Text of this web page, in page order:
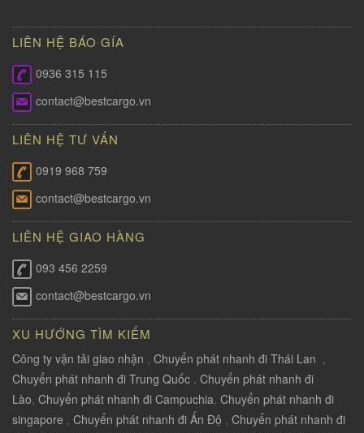
LIÊN HỆ BÁO GÍA
0936 315 115
contact@bestcargo.vn
LIÊN HỆ TƯ VẤN
0919 968 759
contact@bestcargo.vn
LIÊN HỆ GIAO HÀNG
093 456 2259
contact@bestcargo.vn
XU HƯỚNG TÌM KIẾM
Công ty vận tải giao nhận , Chuyển phát nhanh đi Thái Lan ,
Chuyển phát nhanh đi Trung Quốc , Chuyển phát nhanh đi
Lào, Chuyển phát nhanh đi Campuchia, Chuyển phát nhanh đi
singapore , Chuyển phát nhanh đi Ấn Độ , Chuyển phát nhanh đi